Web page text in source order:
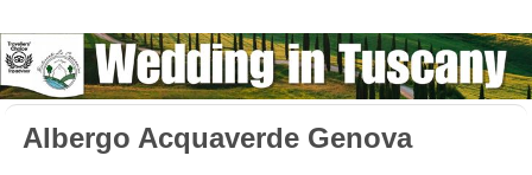
Albergo Acquaverde Genova